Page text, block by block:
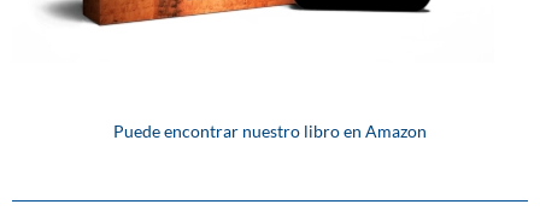
Puede encontrar nuestro libro en Amazon